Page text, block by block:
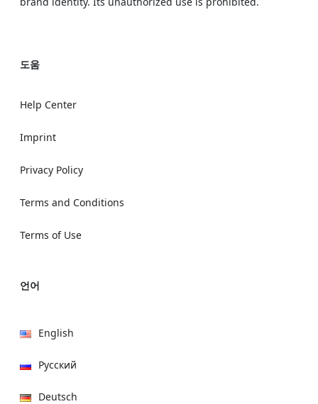
도움
Help Center
Imprint
Privacy Policy
Terms and Conditions
Terms of Use
언어
English
Русский
Deutsch